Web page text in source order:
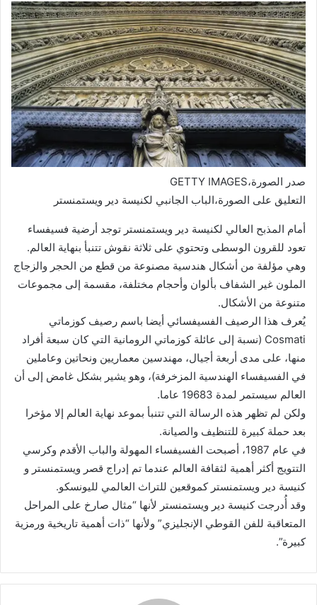
صدر الصورة،GETTY IMAGES
التعليق على الصورة،الباب الجانبي لكنيسة دير ويستمنستر
أمام المذبح العالي لكنيسة دير ويستمنستر توجد أرضية فسيفساء
تعود للقرون الوسطى وتحتوي على ثلاثة نقوش تتنبأ بنهاية العالم.
وهي مؤلفة من أشكال هندسية مصنوعة من قطع من الحجر والزجاج
الملون غير الشفاف بألوان وأحجام مختلفة، مقسمة إلى مجموعات
متنوعة من الأشكال.
يُعرف هذا الرصيف الفسيفسائي أيضا باسم رصيف كوزماتي
Cosmati (نسبة إلى عائلة كوزماتي الرومانية التي كان سبعة أفراد
منها، على مدى أربعة أجيال، مهندسين معماريين ونحاتين وعاملين
في الفسيفساء الهندسية المزخرفة)، وهو يشير بشكل غامض إلى أن
العالم سيستمر لمدة 19683 عاما.
ولكن لم تظهر هذه الرسالة التي تتنبأ بموعد نهاية العالم إلا مؤخرا
بعد حملة كبيرة للتنظيف والصيانة.
في عام 1987، أصبحت الفسيفساء المهولة والباب الأقدم وكرسي
التتويج أكثر أهمية لثقافة العالم عندما تم إدراج قصر ويستمنستر و
كنيسة دير ويستمنستر كموقعين للتراث العالمي لليونسكو.
وقد أُدرجت كنيسة دير ويستمنستر لأنها “مثال صارخ على المراحل
المتعاقبة للفن القوطي الإنجليزي” ولأنها “ذات أهمية تاريخية ورمزية
كبيرة”.